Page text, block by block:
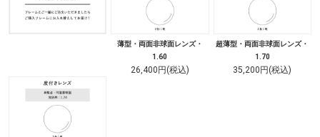
薄型・両面非球面レンズ・
1.60
26,400円(税込)
超薄型・両面非球面レンズ・
1.70
35,200円(税込)